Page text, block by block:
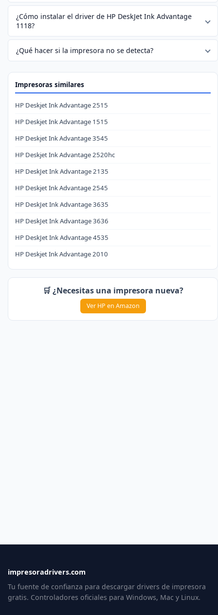
¿Cómo instalar el driver de HP DeskJet Ink Advantage
1118?
¿Qué hacer si la impresora no se detecta?
Impresoras similares
HP Deskjet Ink Advantage 2515
HP Deskjet Ink Advantage 1515
HP Deskjet Ink Advantage 3545
HP Deskjet Ink Advantage 2520hc
HP DeskJet Ink Advantage 2135
HP Deskjet Ink Advantage 2545
HP DeskJet Ink Advantage 3635
HP DeskJet Ink Advantage 3636
HP DeskJet Ink Advantage 4535
HP Deskjet Ink Advantage 2010
🛒 ¿Necesitas una impresora nueva?
Ver HP en Amazon
impresoradrivers.com
Tu fuente de confianza para descargar drivers de impresora
gratis. Controladores oficiales para Windows, Mac y Linux.